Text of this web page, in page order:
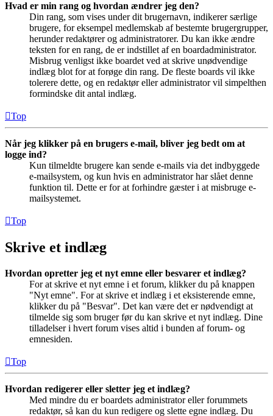
Hvad er min rang og hvordan ændrer jeg den?
Din rang, som vises under dit brugernavn, indikerer særlige
brugere, for eksempel medlemskab af bestemte brugergrupper,
herunder redaktører og administratorer. Du kan ikke ændre
teksten for en rang, de er indstillet af en boardadministrator.
Misbrug venligst ikke boardet ved at skrive unødvendige
indlæg blot for at forøge din rang. De fleste boards vil ikke
tolerere dette, og en redaktør eller administrator vil simpelthen
formindske dit antal indlæg.
Top
Når jeg klikker på en brugers e-mail, bliver jeg bedt om at
logge ind?
Kun tilmeldte brugere kan sende e-mails via det indbyggede
e-mailsystem, og kun hvis en administrator har slået denne
funktion til. Dette er for at forhindre gæster i at misbruge e-
mailsystemet.
Top
Skrive et indlæg
Hvordan opretter jeg et nyt emne eller besvarer et indlæg?
For at skrive et nyt emne i et forum, klikker du på knappen
"Nyt emne". For at skrive et indlæg i et eksisterende emne,
klikker du på "Besvar". Det kan være det er nødvendigt at
tilmelde sig som bruger før du kan skrive et nyt indlæg. Dine
tilladelser i hvert forum vises altid i bunden af forum- og
emnesiden.
Top
Hvordan redigerer eller sletter jeg et indlæg?
Med mindre du er boardets administrator eller forummets
redaktør, så kan du kun redigere og slette egne indlæg. Du